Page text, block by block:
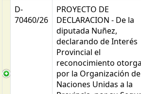
D-
70460/26
PROYECTO DE
DECLARACION - De la
diputada Nuñez,
declarando de Interés
Provincial el
reconocimiento
por la Organización
Naciones Unidas a la